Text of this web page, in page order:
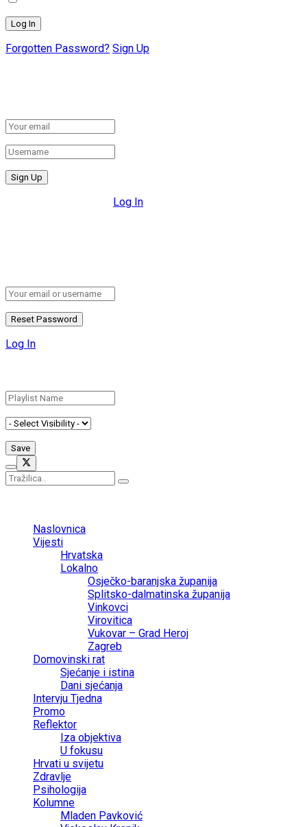
Forgotten Password? Sign Up
Log In
Log In
Naslovnica
Vijesti
Hrvatska
Lokalno
Osječko-baranjska županija
Splitsko-dalmatinska županija
Vinkovci
Virovitica
Vukovar – Grad Heroj
Zagreb
Domovinski rat
Sjećanje i istina
Dani sjećanja
Intervju Tjedna
Promo
Reflektor
Iza objektiva
U fokusu
Hrvati u svijetu
Zdravlje
Psihologija
Kolumne
Mladen Pavković